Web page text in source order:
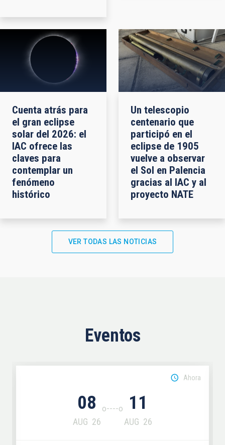
Cuenta atrás para
el gran eclipse
solar del 2026: el
IAC ofrece las
claves para
contemplar un
fenómeno
histórico
Un telescopio
centenario que
participó en el
eclipse de 1905
vuelve a observar
el Sol en Palencia
gracias al IAC y al
proyecto NATE
VER TODAS LAS NOTICIAS
Eventos
08
AUG 26
11
AUG 26
Ahora